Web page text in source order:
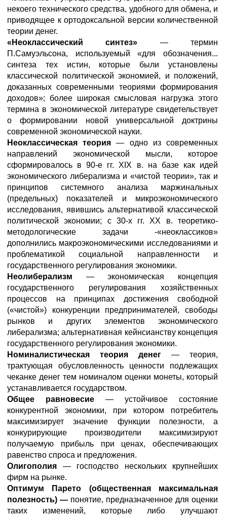
некоего технического средства, удобного для обмена, и
приводящее к ортодоксальной версии количественной
теории денег.
«Неоклассический синтез» — термин
П.Самуэльсона, используемый «для обозначения...
синтеза тех истин, которые были установлены
классической политической экономией, и положений,
доказанных современными теориями формирования
доходов»; более широкая смысловая нагрузка этого
термина в экономической литературе свидетельствует
о формировании новой универсальной доктрины
современной экономической науки.
Неоклассическая теория— одно из современных
направлений экономической мысли, которое
сформировалось в 90-е гг. XIX в. на базе как идей
экономического либерализма и «чистой теории», так и
принципов системного анализа маржинальных
(предельных) показателей и микроэкономического
исследования, явившись альтернативой классической
политической экономии; с 30-х гг. XX в. теоретико-
методологические задачи -«неоклассиков»
дополнились макроэкономическими исследованиями и
проблематикой социальной направленности и
государственного регулирования экономики.
Неолиберализм — экономическая концепция
государственного регулирования хозяйственных
процессов на принципах достижения свободной
(«чистой») конкуренции предпринимателей, свободы
рынков и других элементов экономического
либерализма; альтернативная кейнсианству концепция
государственного регулирования экономики.
Номиналистическая теория денег — теория,
трактующая обусловленность ценности подлежащих
чеканке денег тем номиналом оценки монеты, который
устанавливается государством.
Общее равновесие — устойчивое состояние
конкурентной экономики, при котором потребитель
максимизирует значение функции полезности, а
конкурирующие производители максимизируют
получаемую прибыль при ценах, обеспечивающих
равенство спроса и предложения.
Олигополия — господство нескольких крупнейших
фирм на рынке.
Оптимум Парето (общественная максимальная
полезность) — понятие, предназначенное для оценки
таких изменений, которые либо улучшают